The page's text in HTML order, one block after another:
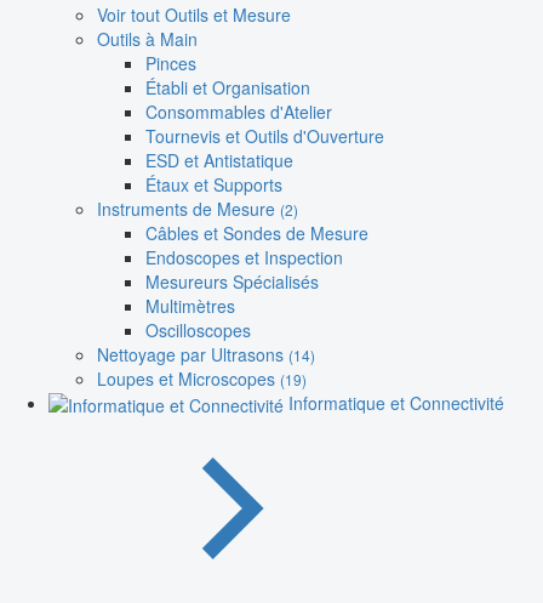
Voir tout Outils et Mesure
Outils à Main
Pinces
Établi et Organisation
Consommables d'Atelier
Tournevis et Outils d'Ouverture
ESD et Antistatique
Étaux et Supports
Instruments de Mesure (2)
Câbles et Sondes de Mesure
Endoscopes et Inspection
Mesureurs Spécialisés
Multimètres
Oscilloscopes
Nettoyage par Ultrasons (14)
Loupes et Microscopes (19)
Informatique et Connectivité